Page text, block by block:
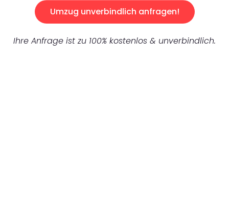
Umzug unverbindlich anfragen!
Ihre Anfrage ist zu 100% kostenlos & unverbindlich.